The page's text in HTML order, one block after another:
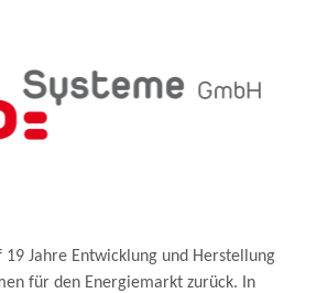
19 Jahre Entwicklung und Herstellung
für den Energiemarkt zurück. In